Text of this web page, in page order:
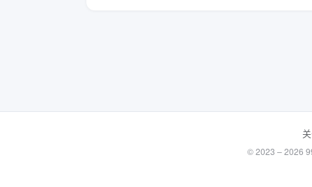
© 2023 – 2026